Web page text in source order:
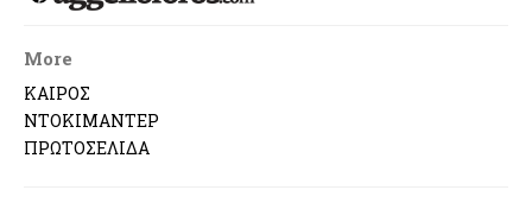
More
ΚΑΙΡΟΣ
ΝΤΟΚΙΜΑΝΤΕΡ
ΠΡΩΤΟΣΕΛΙΔΑ